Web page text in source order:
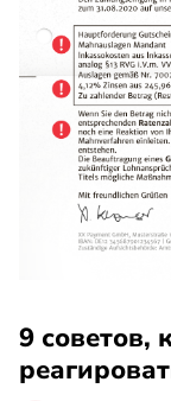
9 советов,